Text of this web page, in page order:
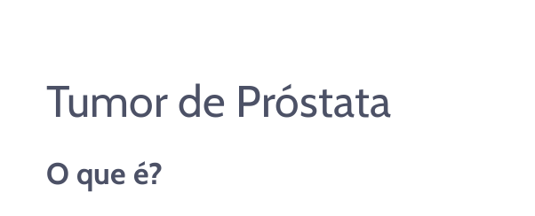
Tumor de Próstata
O que é?